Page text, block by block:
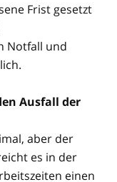
Frist gesetzt
Notfall und
Ausfall der
aber der
es in der
einen